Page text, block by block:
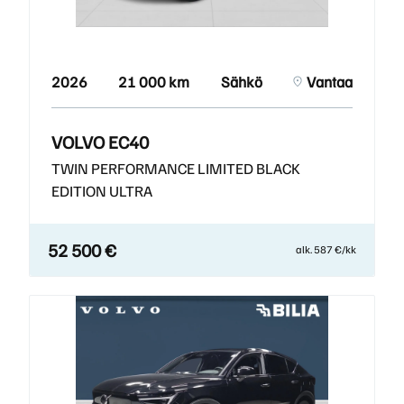
2026 21 000 km Sähkö Vantaa
VOLVO EC40
TWIN PERFORMANCE LIMITED BLACK
EDITION ULTRA
52 500 € alk. 587 €/kk